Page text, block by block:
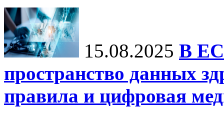
15.08.2025 В ЕС
пространство данных
правила и цифровая